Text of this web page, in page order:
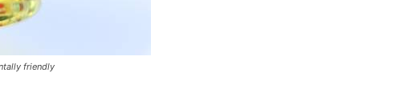
friendly